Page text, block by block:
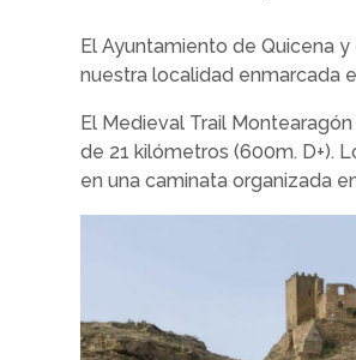
El Ayuntamiento de Quicena
nuestra localidad enmarcada
El Medieval Trail
de 21 kilómetros (600m. D+).
en una caminata organizada